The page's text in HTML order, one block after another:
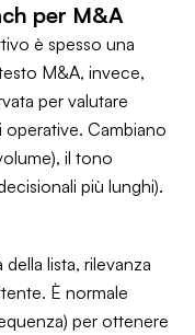
per M&A
è spesso una
M&A, invece,
per valutare
Cambiano
il tono
più lunghi).
lista, rilevanza
È normale
per ottenere